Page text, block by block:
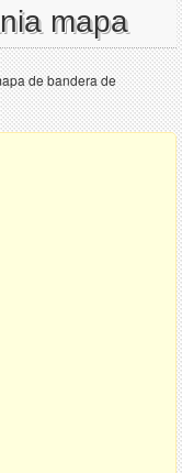
mapa
de bandera de